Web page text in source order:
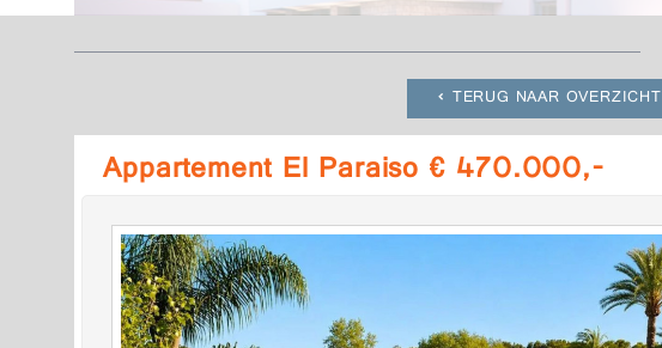
TERUG NAAR OVERZICHT
Appartement El Paraiso € 470.000,-